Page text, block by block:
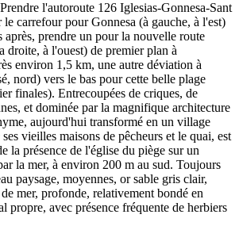
l'autoroute 126 Iglesias-Gonnesa-Sant
carrefour pour Gonnesa (à gauche, à l'est)
après, prendre un pour la nouvelle route
droite, à l'ouest) de premier plan à
environ 1,5 km, une autre déviation à
nord) vers le bas pour cette belle plage
finales). Entrecoupées de criques, de
et dominée par la magnifique architecture
aujourd'hui transformé en un village
vieilles maisons de pêcheurs et le quai, est
la présence de l'église du piège sur un
la mer, à environ 200 m au sud. Toujours
paysage, moyennes, or sable gris clair,
mer, profonde, relativement bondé en
propre, avec présence fréquente de herbiers